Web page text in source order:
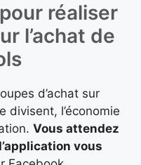
réaliser
l’achat de
d’achat sur
divisent, l’économie
Vous attendez
vous